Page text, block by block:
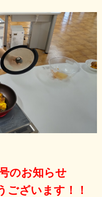
のお知らせ
ございます！！